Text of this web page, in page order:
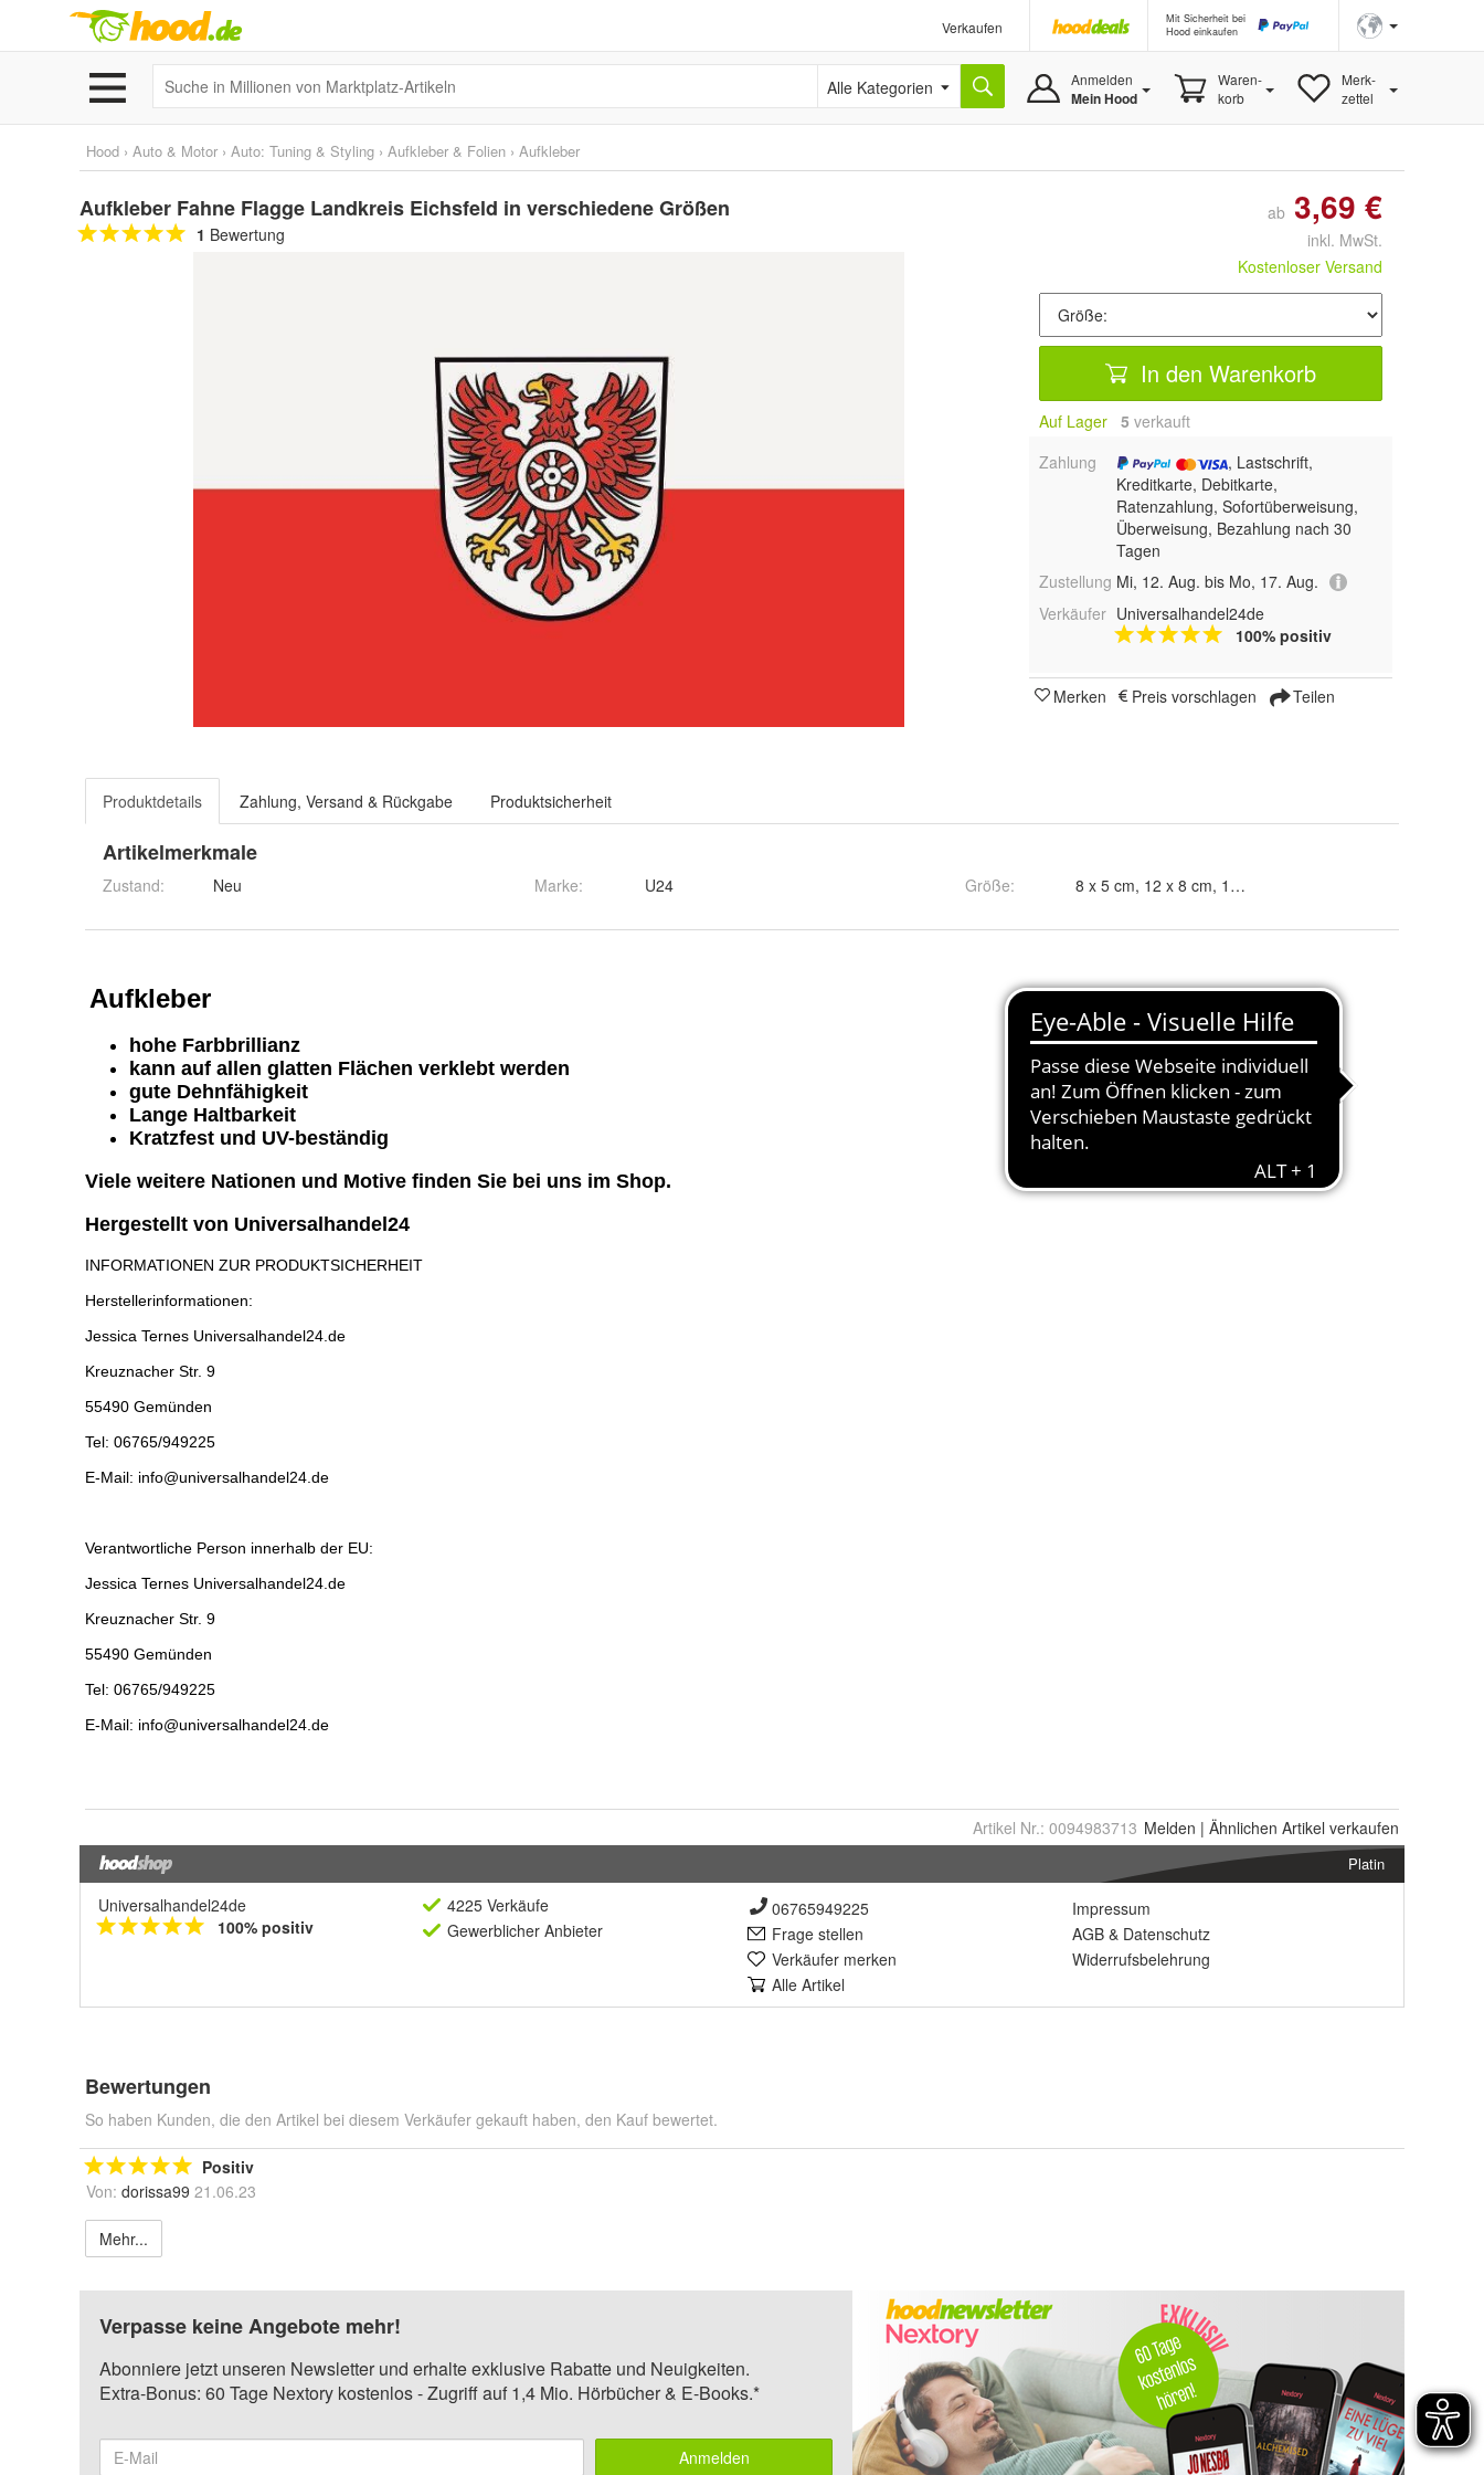
Verkaufen
Mit Sicherheit bei
Hood einkaufen
Alle Kategorien Anmelden
Mein Hood
Waren-
korb
Merk-
zettel
Hood › Auto & Motor › Auto: Tuning & Styling › Aufkleber & Folien › Aufkleber
Aufkleber Fahne Flagge Landkreis Eichsfeld in verschiedene Größen
1 Bewertung
ab 3,69 €
inkl. MwSt.
Kostenloser Versand
In den Warenkorb
Auf Lager 5 verkauft
Zahlung
, Lastschrift,
Kreditkarte, Debitkarte,
Ratenzahlung, Sofortüberweisung,
Überweisung, Bezahlung nach 30
Tagen
Zustellung Mi, 12. Aug. bis Mo, 17. Aug.
Verkäufer Universalhandel24de
100% positiv
Merken Preis vorschlagen Teilen
Produktdetails Zahlung, Versand & Rückgabe Produktsicherheit
Artikelmerkmale
Zustand: Neu Marke: U24 Größe:
Artikel Nr.: 0094983713 Melden | Ähnlichen Artikel verkaufen
Platin
Universalhandel24de
100% positiv
4225 Verkäufe
Gewerblicher Anbieter
06765949225
Frage stellen
Verkäufer merken
Alle Artikel
Impressum
AGB & Datenschutz
Widerrufsbelehrung
Bewertungen
So haben Kunden, die den Artikel bei diesem Verkäufer gekauft haben, den Kauf bewertet.
Positiv
Von: dorissa99 21.06.23
Mehr...
Verpasse keine Angebote mehr!
Abonniere jetzt unseren Newsletter und erhalte exklusive Rabatte und Neuigkeiten.
Extra-Bonus: 60 Tage Nextory kostenlos - Zugriff auf 1,4 Mio. Hörbücher & E-Books.*
Anmelden